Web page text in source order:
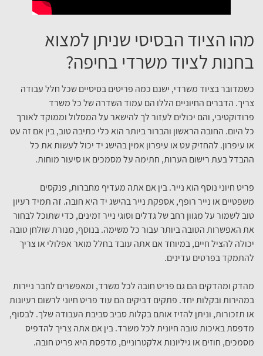
מהו הציוד הבסיסי שניתן למצוא
בחנות לציוד משרדי בחיפה?
כשמדובר בציוד משרדי, ישנם כמה פריטים בסיסיים שכל חלל עבודה
צריך. הדברים החיוניים הללו הם עמוד השדרה של כל משרד
פרודוקטיבי, והם יכולים לעזור לך להישאר על המסלול וממוקד לאורך
כל היום. החובה הראשון והברור ביותר הוא כלי כתיבה טוב, בין אם זה עט
או עיפרון. להחזיק עט או עיפרון אמין בהישג יד יכול לעשות את כל
ההבדל בעת רישום הערות, חתימה על מסמכים או סיעור מוחות.
פריט חיוני נוסף הוא נייר. בין אם אתה מעדיף מחברות, פנקסים
משפטיים או נייר רופף, אספקת נייר בהישג יד היא חובה. זה תמיד רעיון
טוב לשמור על מגוון רחב של גדלים וסוגי נייר זמינים, כדי שתוכל לבחור
את האפשרות הטובה ביותר עבור כל משימה. בנוסף, מנורת שולחן טובה
יכולה להציל חיים, במיוחד אם אתה עובד בחלל מואר אפלולי או צריך
להתמקד בפרטים עדינים.
מהדק ומהדקים הם גם פריט חובה לכל משרד, ומאפשרים לחבר ניירות
במהירות ובקלות יחד. פתקים דביקים הם עוד פריט חיוני לרשום רעיונות
או תזכורות, וניתן להזיז אותם בקלות סביב סביבת העבודה שלך. לבסוף,
מדפסת באיכות טובה חיונית לכל משרד. בין אם אתה צריך להדפיס
מסמכים, חוזים או גיליונות אלקטרוניים, מדפסת היא פריט חובה.